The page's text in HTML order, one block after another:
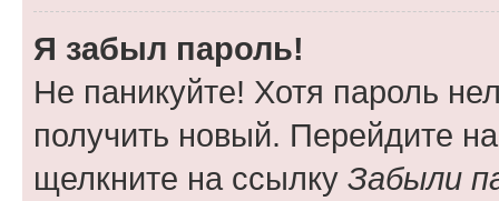
Я забыл пароль!
Не паникуйте! Хотя пароль
получить новый. Перейдите
щелкните на ссылку Забыли